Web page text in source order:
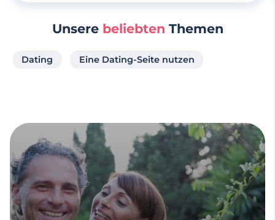
Unsere beliebten Themen
Dating Eine Dating-Seite nutzen